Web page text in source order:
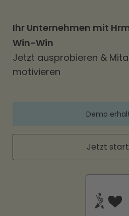
Ihr Unternehmen mit
Win-Win
Jetzt ausprobieren &
motivieren
Demo
Jetzt